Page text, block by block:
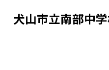
犬山市立南部中